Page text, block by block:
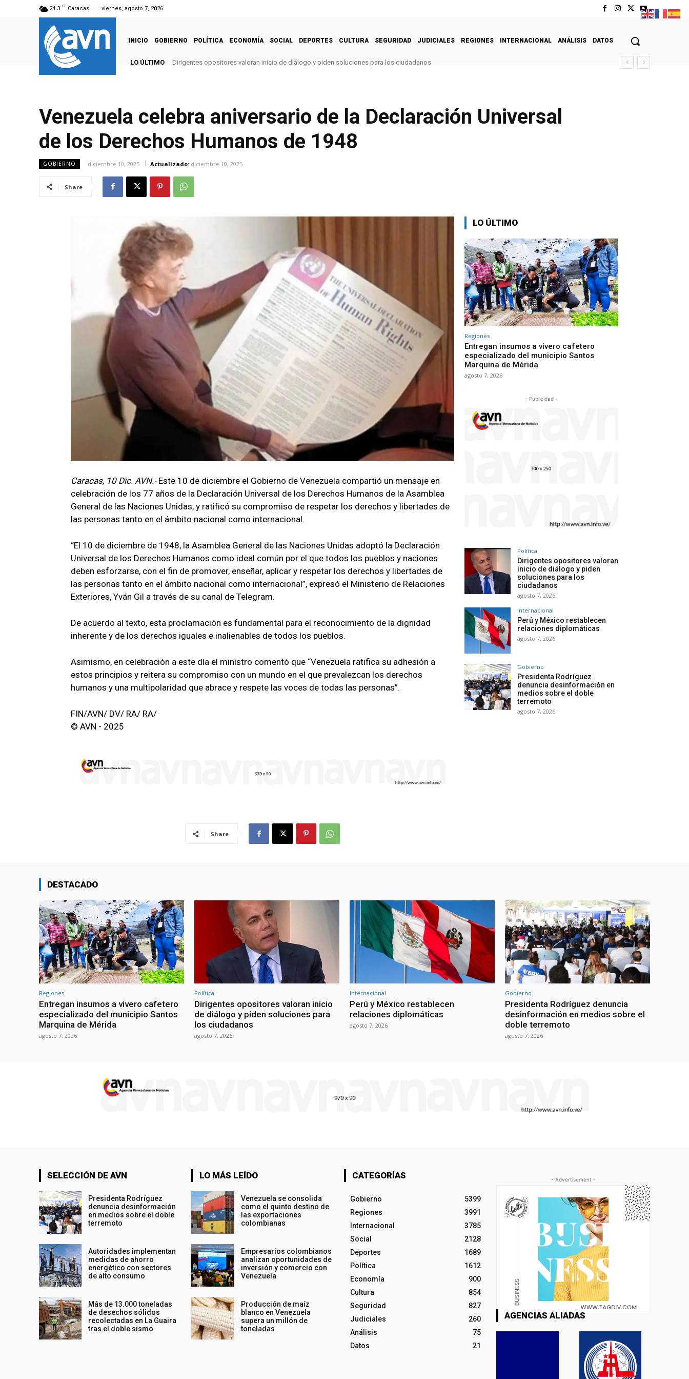
24.3 C Caracas viernes, agosto 7, 2026
INICIO GOBIERNO POLÍTICA ECONOMÍA SOCIAL DEPORTES CULTURA SEGURIDAD JUDICIALES REGIONES INTERNACIONAL ANÁLISIS DATOS
LO ÚLTIMO Dirigentes opositores valoran inicio de diálogo y piden soluciones para los ciudadanos
Venezuela celebra aniversario de la Declaración Universal
de los Derechos Humanos de 1948
GOBIERNO diciembre 10, 2025 Actualizado: diciembre 10, 2025
Share
Caracas, 10 Dic. AVN.- Este 10 de diciembre el Gobierno de Venezuela compartió un mensaje en
celebración de los 77 años de la Declaración Universal de los Derechos Humanos de la Asamblea
General de las Naciones Unidas, y ratificó su compromiso de respetar los derechos y libertades de
las personas tanto en el ámbito nacional como internacional.
“El 10 de diciembre de 1948, la Asamblea General de las Naciones Unidas adoptó la Declaración
Universal de los Derechos Humanos como ideal común por el que todos los pueblos y naciones
deben esforzarse, con el fin de promover, enseñar, aplicar y respetar los derechos y libertades de
las personas tanto en el ámbito nacional como internacional”, expresó el Ministerio de Relaciones
Exteriores, Yván Gil a través de su canal de Telegram.
De acuerdo al texto, esta proclamación es fundamental para el reconocimiento de la dignidad
inherente y de los derechos iguales e inalienables de todos los pueblos.
Asimismo, en celebración a este día el ministro comentó que “Venezuela ratifica su adhesión a
estos principios y reitera su compromiso con un mundo en el que prevalezcan los derechos
humanos y una multipolaridad que abrace y respete las voces de todas las personas”.
FIN/AVN/ DV/ RA/ RA/
© AVN - 2025
Share
LO ÚLTIMO
Regiones
Entregan insumos a vivero cafetero
especializado del municipio Santos
Marquina de Mérida
agosto 7, 2026
- Publicidad -
Política
Dirigentes opositores valoran
inicio de diálogo y piden
soluciones para los
ciudadanos
agosto 7, 2026
Internacional
Perú y México restablecen
relaciones diplomáticas
agosto 7, 2026
Gobierno
Presidenta Rodríguez
denuncia desinformación en
medios sobre el doble
terremoto
agosto 7, 2026
DESTACADO
Regiones
Entregan insumos a vivero cafetero
especializado del municipio Santos
Marquina de Mérida
agosto 7, 2026
Política
Dirigentes opositores valoran inicio
de diálogo y piden soluciones para
los ciudadanos
agosto 7, 2026
Internacional
Perú y México restablecen
relaciones diplomáticas
agosto 7, 2026
Gobierno
Presidenta Rodríguez denuncia
desinformación en medios sobre el
doble terremoto
agosto 7, 2026
SELECCIÓN DE AVN
Presidenta Rodríguez
denuncia desinformación
en medios sobre el doble
terremoto
Autoridades implementan
medidas de ahorro
energético con sectores
de alto consumo
Más de 13.000 toneladas
de desechos sólidos
recolectadas en La Guaira
tras el doble sismo
LO MÁS LEÍDO
Venezuela se consolida
como el quinto destino de
las exportaciones
colombianas
Empresarios colombianos
analizan oportunidades de
inversión y comercio con
Venezuela
Producción de maíz
blanco en Venezuela
supera un millón de
toneladas
CATEGORÍAS
Gobierno
5399
Regiones
3991
Internacional
3785
Social
2128
Deportes
1689
Política
1612
Economía
900
Cultura
854
Seguridad
827
Judiciales
260
Análisis
75
Datos
21
- Advertisement -
AGENCIAS ALIADAS